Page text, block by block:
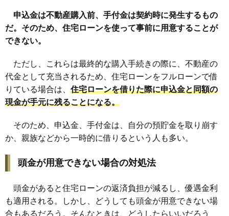
申込金は不動産購入前、手付金は契約時に発生するもの
だ。そのため、住宅ローンを使って事前に用意することが
できない。
ただし、これらは最終的な購入手続きの際に、不動産の
代金として充当されるため、住宅ローンをフルローンで借
りている場合は、 住宅ローンを借りた際に申込金と同額の
現金が手元に残ることになる。
そのため、申込金、手付金は、自分の預貯金を取り崩す
か、親族などから一時的に借りるという人も多い。
頭金が用意できない場合の対処法
頭金があると住宅ローンの返済負担が減るし、優遇金利
も適用される。しかし、どうしても頭金が用意できない場
合もあるだろう。そんなときは、どうしたらいいだろう